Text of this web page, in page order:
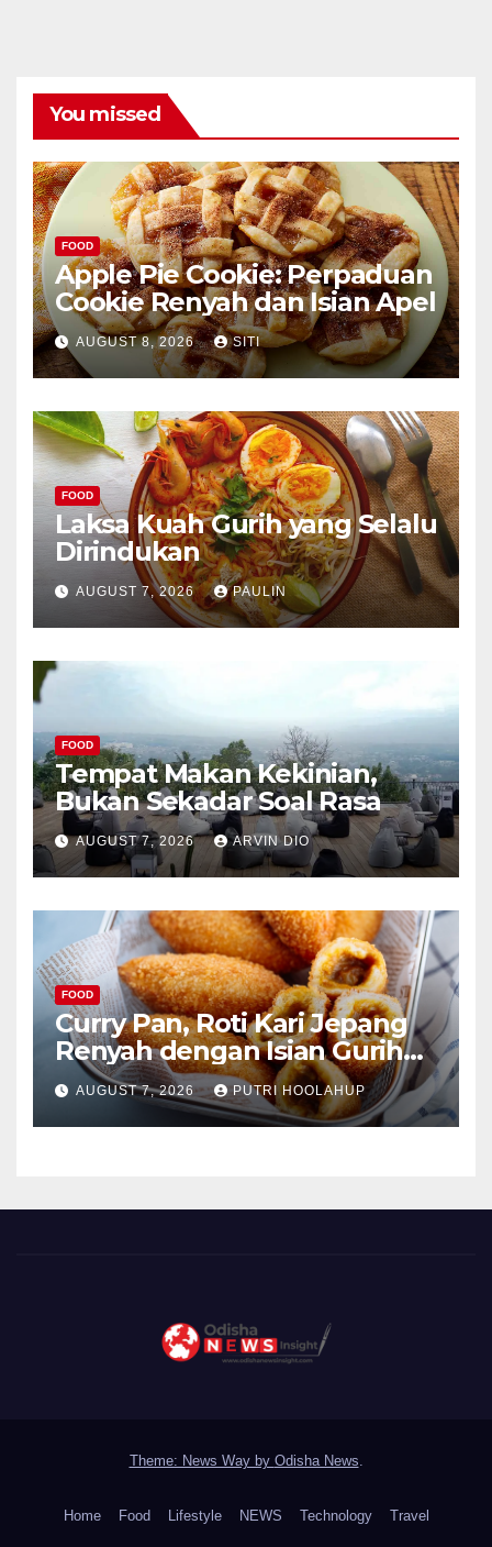
You missed
FOOD
Apple Pie Cookie: Perpaduan
Cookie Renyah dan Isian Apel
AUGUST 8, 2026 SITI
FOOD
Laksa Kuah Gurih yang Selalu
Dirindukan
AUGUST 7, 2026 PAULIN
FOOD
Tempat Makan Kekinian,
Bukan Sekadar Soal Rasa
AUGUST 7, 2026 ARVIN DIO
FOOD
Curry Pan, Roti Kari Jepang
Renyah dengan Isian Gurih
Menggoda
AUGUST 7, 2026 PUTRI HOOLAHUP
Theme: News Way by Odisha News
Home Food Lifestyle NEWS Technology Travel